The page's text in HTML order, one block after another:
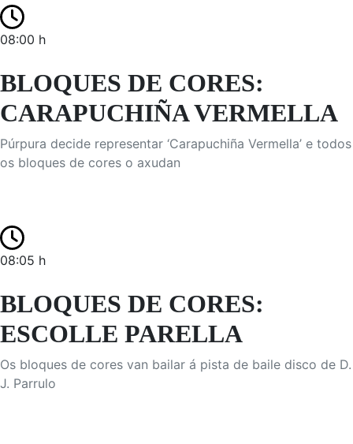
08:00 h
BLOQUES DE CORES:
CARAPUCHIÑA VERMELLA
Púrpura decide representar ‘Carapuchiña Vermella’ e todos
os bloques de cores o axudan
08:05 h
BLOQUES DE CORES:
ESCOLLE PARELLA
Os bloques de cores van bailar á pista de baile disco de D.
J. Parrulo